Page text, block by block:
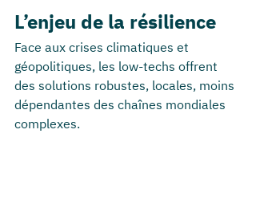
L’enjeu de la résilience
Face aux crises climatiques et
géopolitiques, les low-techs offrent
des solutions robustes, locales, moins
dépendantes des chaînes mondiales
complexes.